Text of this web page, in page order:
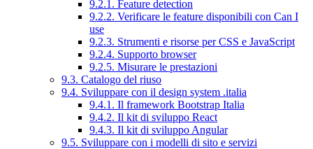
9.2.1. Feature detection
9.2.2. Verificare le feature disponibili con Can I
use
9.2.3. Strumenti e risorse per CSS e JavaScript
9.2.4. Supporto browser
9.2.5. Misurare le prestazioni
9.3. Catalogo del riuso
9.4. Sviluppare con il design system .italia
9.4.1. Il framework Bootstrap Italia
9.4.2. Il kit di sviluppo React
9.4.3. Il kit di sviluppo Angular
9.5. Sviluppare con i modelli di sito e servizi